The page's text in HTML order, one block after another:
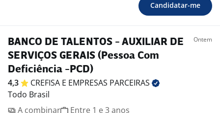
Candidatar-me
BANCO DE TALENTOS - AUXILIAR DE
SERVIÇOS GERAIS (Pessoa Com
Deficiência -PCD)
Ontem
4,3 CREFISA E EMPRESAS PARCEIRAS
Todo Brasil
A combinar
Entre 1 e 3 anos